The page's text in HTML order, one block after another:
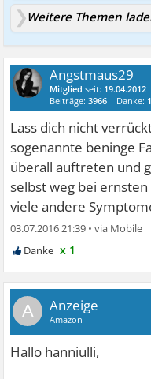
Weitere Themen
Angstmaus29
Mitglied seit: 19.04.2012
Beiträge:3966 Danke:
Lass dich nicht
sogenannte beninge
überall auftreten und
selbst weg bei
viele andere
03.07.2016 21:39 •
x 1
A